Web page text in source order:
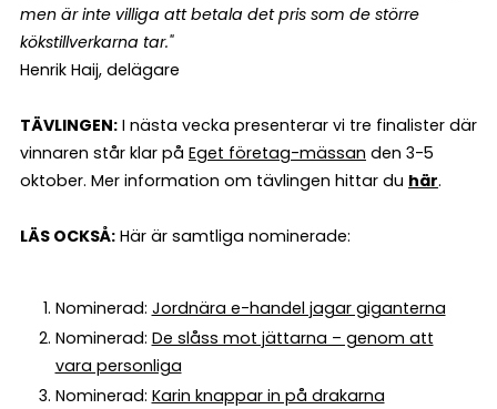
men är inte villiga att betala det pris som de större
kökstillverkarna tar."
Henrik Haij, delägare
TÄVLINGEN: I nästa vecka presenterar vi tre finalister där
vinnaren står klar på Eget företag-mässan den 3-5
oktober. Mer information om tävlingen hittar du här.
LÄS OCKSÅ: Här är samtliga nominerade:
Nominerad: Jordnära e-handel jagar giganterna
Nominerad: De slåss mot jättarna – genom att
vara personliga
Nominerad: Karin knappar in på drakarna